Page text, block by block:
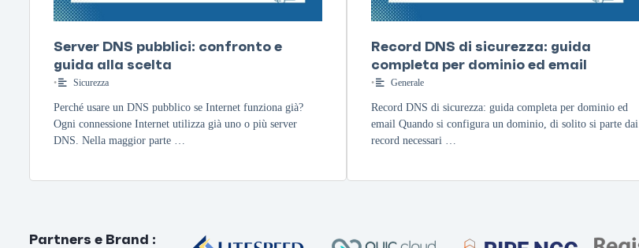
Server DNS pubblici: confronto e
guida alla scelta
• Sicurezza
Perché usare un DNS pubblico se Internet funziona già?
Ogni connessione Internet utilizza già uno o più server
DNS. Nella maggior parte …
Record DNS di sicurezza: guida
completa per dominio ed email
• Generale
Record DNS di sicurezza: guida completa per dominio ed
email Quando si configura un dominio, di solito si parte dai
record necessari …
Partners e Brand :